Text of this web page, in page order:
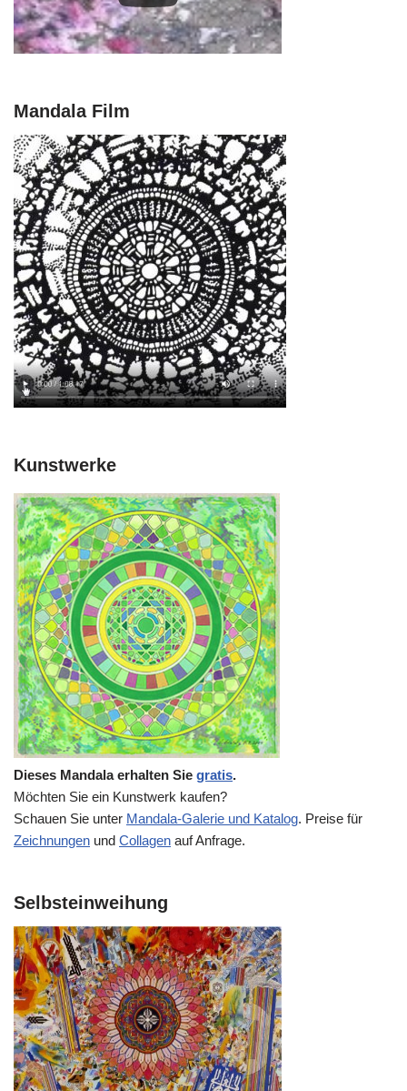
Mandala Film
Kunstwerke
Dieses Mandala erhalten Sie gratis.
Möchten Sie ein Kunstwerk kaufen?
Schauen Sie unter Mandala-Galerie und Katalog. Preise für
Zeichnungen und Collagen auf Anfrage.
Selbsteinweihung